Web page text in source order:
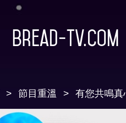
Bread-TV.com
節目重溫 有您共鳴真